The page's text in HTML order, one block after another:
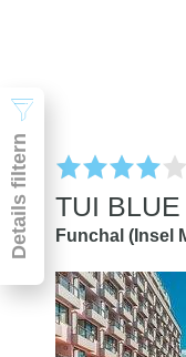
Details filtern
Pauschal & Lastminute
Nur Hotel
TUI
Funchal (Insel